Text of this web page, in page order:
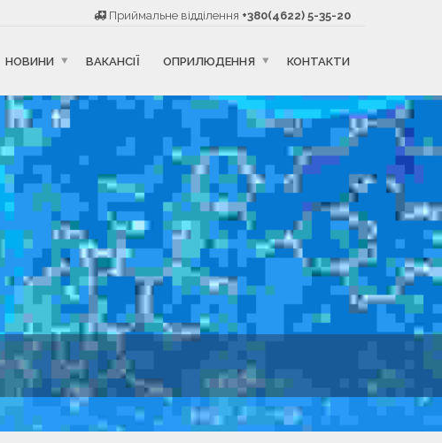
Приймальне відділення +380(4622) 5-35-20
НОВИНИ ВАКАНСІЇ ОПРИЛЮДЕННЯ КОНТАКТИ